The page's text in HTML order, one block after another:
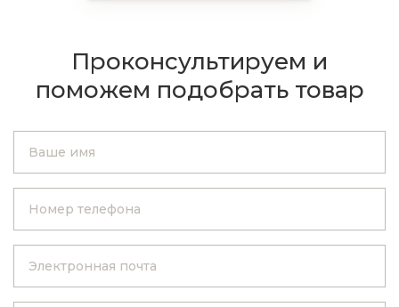
Проконсультируем и
поможем подобрать товар